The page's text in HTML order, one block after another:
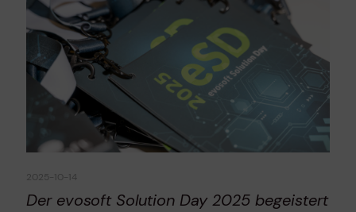
2025-10-14
Der evosoft Solution Day 2025 begeistert